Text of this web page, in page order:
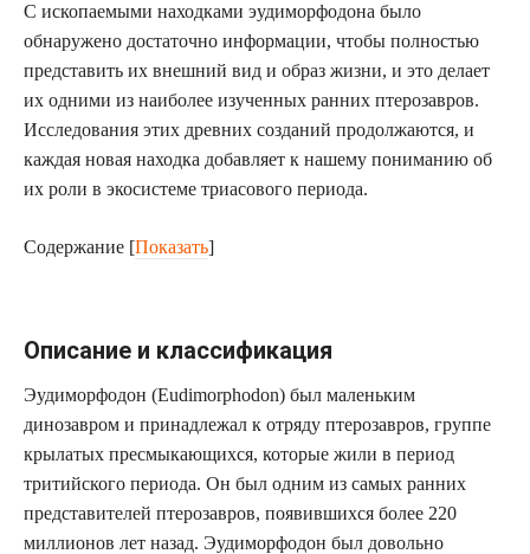
С ископаемыми находками эудиморфодона было
обнаружено достаточно информации, чтобы полностью
представить их внешний вид и образ жизни, и это делает
их одними из наиболее изученных ранних птерозавров.
Исследования этих древних созданий продолжаются, и
каждая новая находка добавляет к нашему пониманию об
их роли в экосистеме триасового периода.
Содержание [Показать]
Описание и классификация
Эудиморфодон (Eudimorphodon) был маленьким
динозавром и принадлежал к отряду птерозавров, группе
крылатых пресмыкающихся, которые жили в период
тритийского периода. Он был одним из самых ранних
представителей птерозавров, появившихся более 220
миллионов лет назад. Эудиморфодон был довольно